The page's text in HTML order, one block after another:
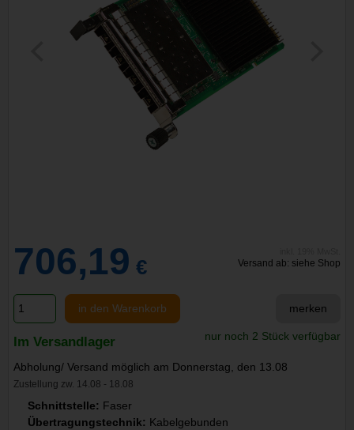
706,19 € Versand ab: siehe Shop
in den Warenkorb merken
Im Versandlager nur noch 2 Stück verfügbar
Abholung/ Versand möglich am Donnerstag, den 13.08
Zustellung zw. 14.08 - 18.08
Schnittstelle: Faser
Übertragungstechnik: Kabelgebunden